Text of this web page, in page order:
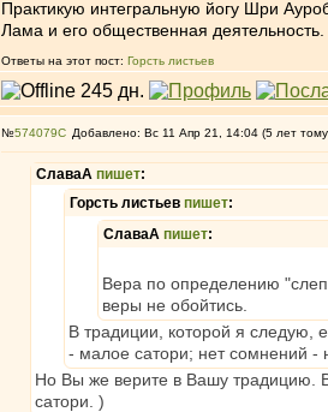
Практикую интегральную йогу Шри
Лама и его общественная деятельность.
Ответы на этот пост: Горсть листьев
№574079 Добавлено: Вс 11 Апр 21, 14:04 (5 лет
СлаваА пишет:
Горсть листьев пишет:
СлаваА пишет:
Вера по определению
веры не обойтись.
В традиции, которой я следую,
- малое сатори; нет сомнений -
Но Вы же верите в Вашу традицию.
сатори. )